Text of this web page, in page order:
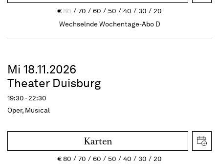
€80 70 60 50 40 30
20
Wechselnde Wochentage-Abo D
Mi 18.11.2026
Theater Duisburg
19:30 - 22:30
Oper, Musical
Karten
€80 70 60 50 40 30
20